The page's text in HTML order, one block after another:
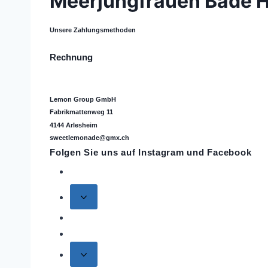
Unsere Zahlungsmethoden
Rechnung
Lemon Group GmbH
Fabrikmattenweg 11
4144 Arlesheim
sweetlemonade@gmx.ch
Folgen Sie uns auf Instagram und Facebook